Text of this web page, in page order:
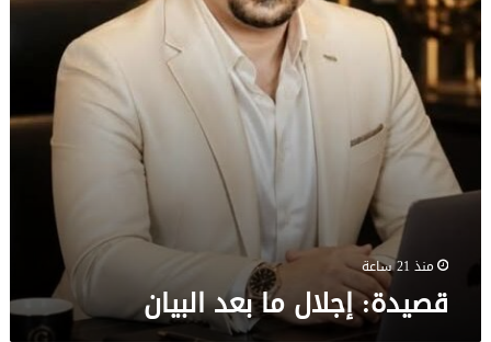
منذ 21 ساعة
قصيدة: إجلال ما بعد البيان